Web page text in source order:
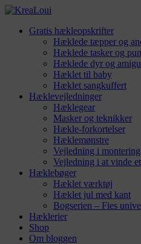
Gratis hækleopskrifter
Hæklede tæpper og
Hæklede tasker og
Hæklede dyr og
Hæklet til baby
Hæklet sangkuffert
Hæklevejledninger
Hæklegear
Masker og teknikker
Hækle-forkortelser
Hæklemønstre
Vejledning i
Vejledning i at vinde
Hæklebøger
Hæklet værktøj
Hæklet jul med kant
Bogserien – Fies
Hæklerier
Shop
Om bloggen